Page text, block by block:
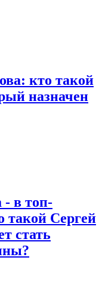
кто такой
назначен
- в топ-
такой Сергей
стать